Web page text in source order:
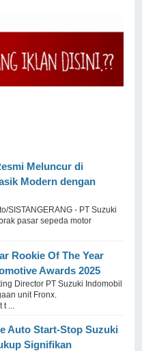
Meluncur di
Modern dengan
SISTANGERANG - PT Suzuki
pasar sepeda motor
Rookie Of The Year
Awards 2025
Director PT Suzuki Indomobil
unit Fronx.
...
Auto Start-Stop Suzuki
Signifikan